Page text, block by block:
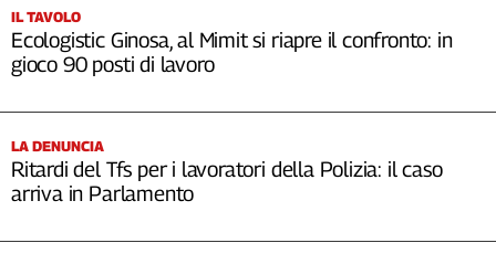
IL TAVOLO
Ecologistic Ginosa, al Mimit si riapre il confronto: in
gioco 90 posti di lavoro
LA DENUNCIA
Ritardi del Tfs per i lavoratori della Polizia: il caso
arriva in Parlamento